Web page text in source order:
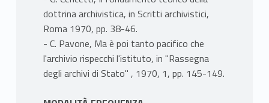
dottrina archivistica, in Scritti archivistici,
Roma 1970, pp. 38-46.
- C. Pavone, Ma è poi tanto pacifico che
l'archivio rispecchi l'istituto, in "Rassegna
degli archivi di Stato" , 1970, 1, pp. 145-149.